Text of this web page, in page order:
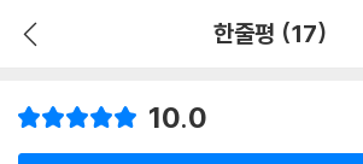
한줄평 (17)
10.0